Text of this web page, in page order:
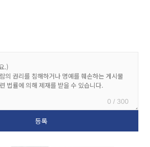
0 / 300